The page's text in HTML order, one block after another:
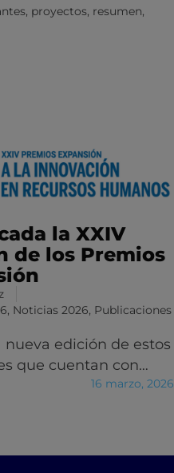
, proyectos, resumen,
la XXIV
de los Premios
, Noticias 2026, Publicaciones
nueva edición de estos
que cuentan con…
16 marzo, 2026